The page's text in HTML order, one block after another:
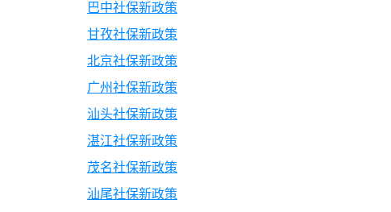
巴中社保新政策
甘孜社保新政策
北京社保新政策
广州社保新政策
汕头社保新政策
湛江社保新政策
茂名社保新政策
汕尾社保新政策